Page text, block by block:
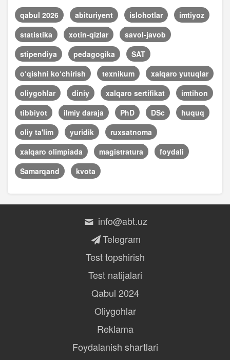
qabul 2026 abituriyent islohotlar
imtiyoz
statistika
xotin-qizlar
savol-javob
stipendiya
pedagogika
SAT
o‘qishni ko‘chirish
texnikum
xalqaro yutuqlar
oliygohlar
diniy xalqaro sertifikat
imtihon
tibbiyot
ilmiy daraja PhD DSc
huquq
oliy ta'lim
yuridik
ruxsatnoma
xalqaro olimpiada
magistratura
foydali
Samarqand
kvota
info@abt.uz
Telegram
Test topshirish
Test natijalari
Qabul 2024
Oliygohlar
Reklama
Foydalanish shartlari